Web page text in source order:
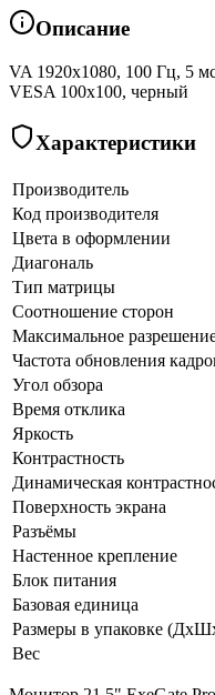
Описание
VA 1920x1080, 100 Гц, 5
VESA 100x100, черный
Характеристики
Производитель
Код производителя
Цвета в оформлении
Диагональ
Тип матрицы
Соотношение сторон
Максимальное
Частота обновления
Угол обзора
Время отклика
Яркость
Контрастность
Динамическая
Поверхность экрана
Разъёмы
Настенное крепление
Блок питания
Базовая единица
Размеры в упаковке
Вес